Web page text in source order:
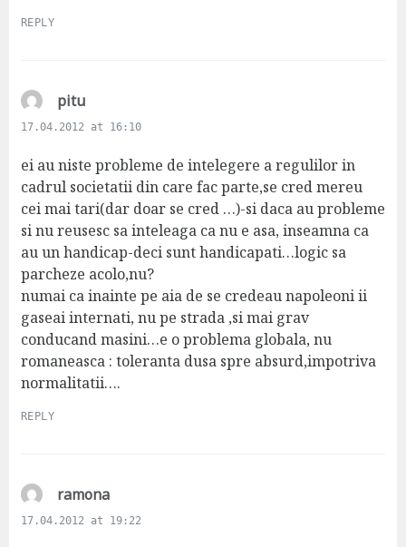
REPLY
pitus
a
s
:
17.04.2012 at 16:10
ei au niste probleme de intelegere a regulilor in
cadrul societatii din care fac parte,se cred mereu
cei mai tari(dar doar se cred …)-si daca au probleme
si nu reusesc sa inteleaga ca nu e asa, inseamna ca
au un handicap-deci sunt handicapati…logic sa
parcheze acolo,nu?
numai ca inainte pe aia de se credeau napoleoni ii
gaseai internati, nu pe strada ,si mai grav
conducand masini…e o problema globala, nu
romaneasca : toleranta dusa spre absurd,impotriva
normalitatii….
REPLY
ramonas
a
17.04.2012 at 19:22